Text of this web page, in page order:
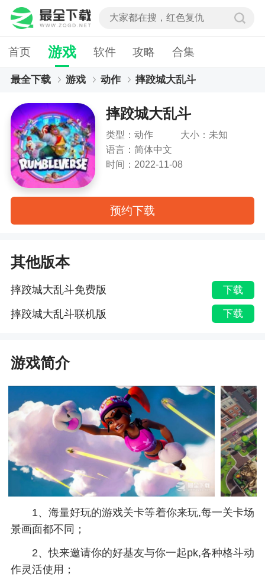
首页 游戏 软件 攻略 合集
最全下载 游戏 动作 摔跤城大乱斗
摔跤城大乱斗
类型：动作
大小：未知
语言：简体中文
时间：2022-11-08
预约下载
其他版本
摔跤城大乱斗免费版 下载
摔跤城大乱斗联机版 下载
游戏简介
1、海量好玩的游戏关卡等着你来玩,每一关卡场
景画面都不同；
2、快来邀请你的好基友与你一起pk,各种格斗动
作灵活使用；